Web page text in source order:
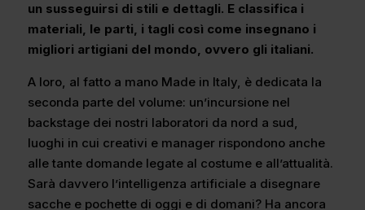
un susseguirsi di stili e dettagli. E classifica i
materiali, le parti, i tagli così come insegnano i
migliori artigiani del mondo, ovvero gli italiani.
A loro, al fatto a mano Made in Italy, è dedicata la
seconda parte del volume: un’incursione nel
backstage dei nostri laboratori da nord a sud,
luoghi in cui creativi e manager rispondono anche
alle tante domande legate al costume e all’attualità.
Sarà davvero l’intelligenza artificiale a disegnare
sacche e pochette di oggi e di domani? Ha ancora